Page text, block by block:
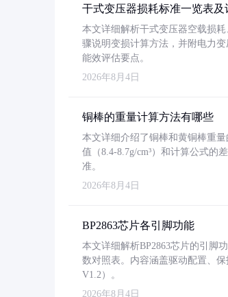
干式变压器损耗标准一览表及
本文详细解析干式变压器空载损
骤说明变损计算方法，并附电力
能效评估要点。
2026年8月4日
铜棒的重量计算方法有哪些
本文详细介绍了铜棒和黄铜棒重
值（8.4-8.7g/cm³）和计算公式的
准。
2026年8月4日
BP2863芯片各引脚功能
本文详细解析BP2863芯片的引脚
数对照表。内容涵盖驱动配置、
V1.2）。
2026年8月4日